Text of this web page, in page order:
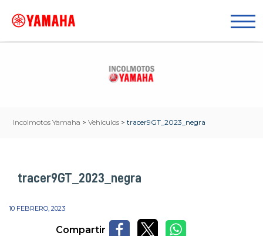
Incolmotos Yamaha > Vehículos > tracer9GT_2023_negra
tracer9GT_2023_negra
10 FEBRERO, 2023
Compartir